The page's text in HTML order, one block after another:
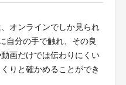
オンラインでしか見られ
自分の手で触れ、その良
画だけでは伝わりにくい
りと確かめることができ